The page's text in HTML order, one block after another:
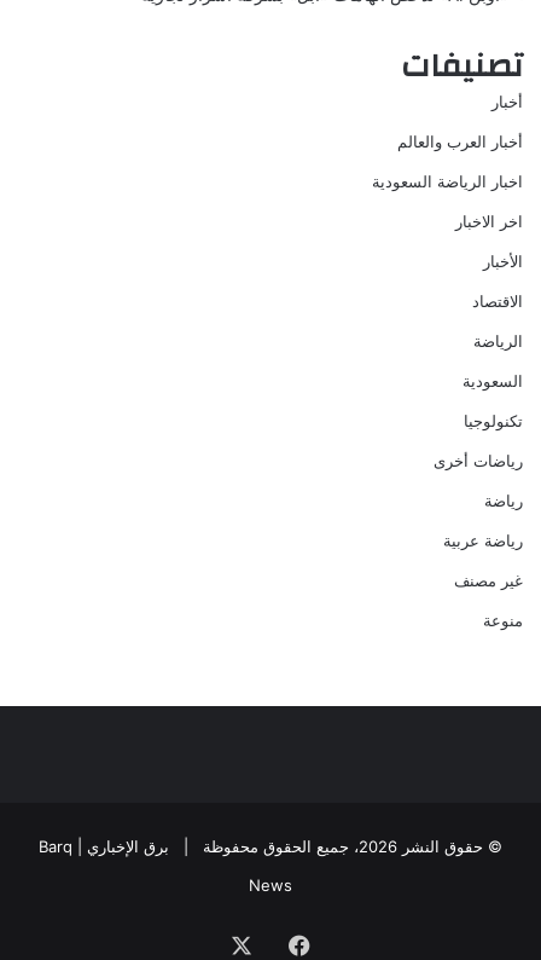
تصنيفات
أخبار
أخبار العرب والعالم
اخبار الرياضة السعودية
اخر الاخبار
الأخبار
الاقتصاد
الرياضة
السعودية
تكنولوجيا
رياضات أخرى
رياضة
رياضة عربية
غير مصنف
منوعة
© حقوق النشر 2026، جميع الحقوق محفوظة |
برق الإخباري | Barq
News
فيسبوك